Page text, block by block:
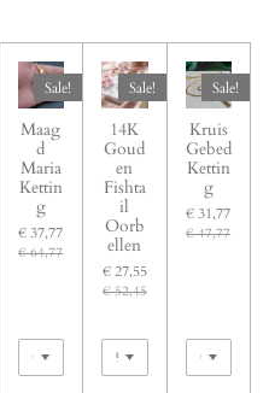
Sale!
Maag
d
Maria
Kettin
g
€ 37,77
€ 64,77
Sale!
14K
Goud
en
Fishta
il
Oorb
ellen
€ 27,55
€ 52,45
Sale!
Kruis
Gebed
Kettin
g
€ 31,77
€ 47,77